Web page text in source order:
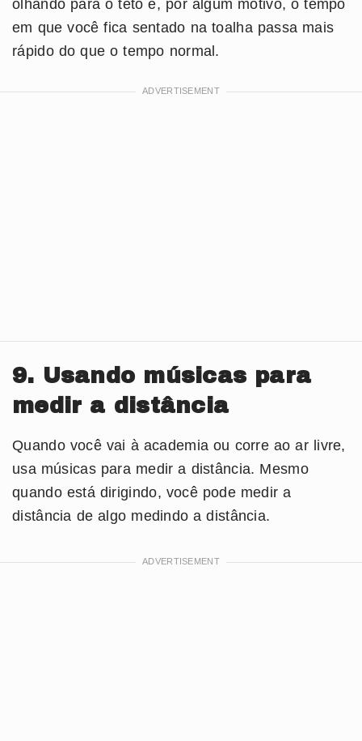
olhando para o teto e, por algum motivo, o tempo
em que você fica sentado na toalha passa mais
rápido do que o tempo normal.
9. Usando músicas para
medir a distância
Quando você vai à academia ou corre ao ar livre,
usa músicas para medir a distância. Mesmo
quando está dirigindo, você pode medir a
distância de algo medindo a distância.